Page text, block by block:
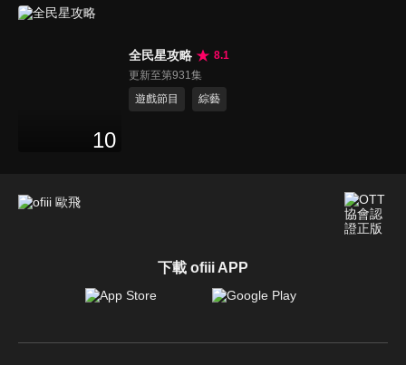
10
全民星攻略
8.1
更新至第931集
遊戲節目
綜藝
下載 ofiii APP